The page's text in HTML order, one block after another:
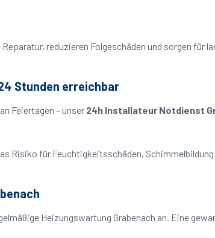
reduzieren Folgeschäden und sorgen für
Stunden erreichbar
Feiertagen – unser 24h Installateur Notdienst
Risiko für Feuchtigkeitsschäden,
Heizungswartung Grabenach an. Eine